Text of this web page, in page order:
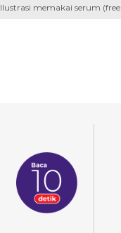
Ilustrasi memakai serum